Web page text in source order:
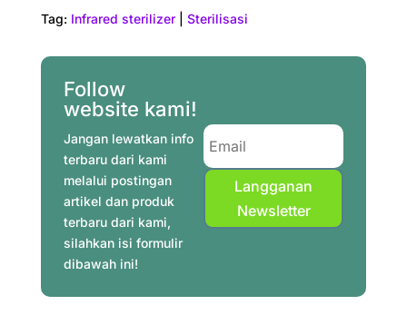
c
b
o
o
e
r
e
i
t
r
s
p
l
g
a
m
e
n
l
e
Tag: Infrared sterilizer| Sterilisasi
Follow
website kami!
Jangan lewatkan info
terbaru dari kami
melalui postingan
artikel dan produk
terbaru dari kami,
silahkan isi formulir
dibawah ini!
Langganan
Newsletter